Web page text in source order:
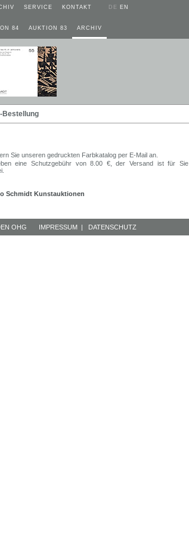
SERVICE KONTAKT DE EN
84 AUKTION 83 ARCHIV
Bestellung
Sie unseren gedruckten Farbkatalog per E-Mail an.
eine Schutzgebühr von 8.00 €, der Versand ist für Sie
Schmidt Kunstauktionen
OHG IMPRESSUM | DATENSCHUTZ